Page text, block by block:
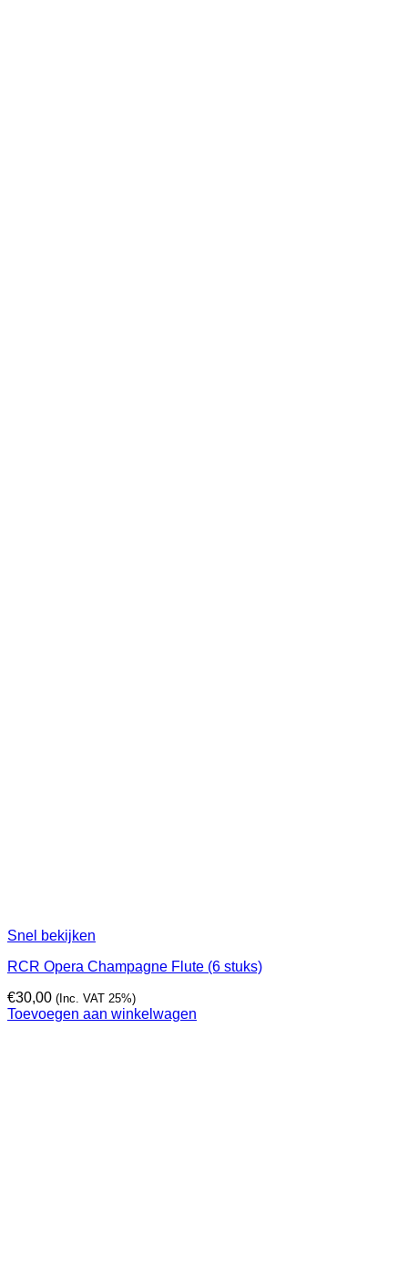
Snel bekijken
RCR Opera Champagne Flute (6 stuks)
€30,00 (Inc. VAT 25%)
Toevoegen aan winkelwagen